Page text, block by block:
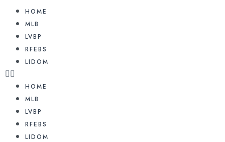
HOME
MLB
LVBP
RFEBS
LIDOM
HOME
MLB
LVBP
RFEBS
LIDOM